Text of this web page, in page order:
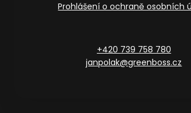
Prohlášení o ochraně osobních
+420 739 758 780
janpolak@greenboss.cz